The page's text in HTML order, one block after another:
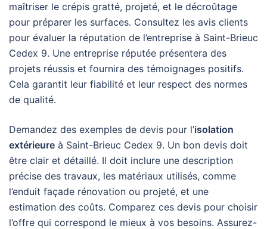
maîtriser le crépis gratté, projeté, et le décroûtage
pour préparer les surfaces. Consultez les avis clients
pour évaluer la réputation de l’entreprise à Saint-Brieuc
Cedex 9. Une entreprise réputée présentera des
projets réussis et fournira des témoignages positifs.
Cela garantit leur fiabilité et leur respect des normes
de qualité.
Demandez des exemples de devis pour l’isolation
extérieure à Saint-Brieuc Cedex 9. Un bon devis doit
être clair et détaillé. Il doit inclure une description
précise des travaux, les matériaux utilisés, comme
l’enduit façade rénovation ou projeté, et une
estimation des coûts. Comparez ces devis pour choisir
l’offre qui correspond le mieux à vos besoins. Assurez-